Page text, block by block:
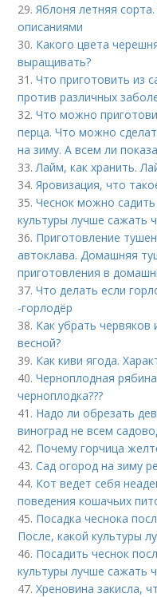
29.Яблоня летняя
описаниями
30. Какого цвета
выращивать?
31.Что приготовить из
против различных
32.Что можно
перца. Что можно
на зиму. А всем ли
33.Лайм, как хранить.
34.Яровизация, что
35.Чеснок можно
культуры лучше сажать
36. Приготовление
автоклава. Домашняя
приготовления в
37.Что делать если
-горлодёр
38. Как убрать червяков
весной?
39. Как киви ягода.
40.Черноплодная
черноплодка???
41. Надо ли обрезать
виноград не всем
42. Почему горчица
43.Сад огород на зиму
44. Кот ведет себя
поведения кошачьих
45. Посадка чеснока
После, какой культуры
46. Посадить чеснок
культуры лучше сажать
47.Хреновина закисла,